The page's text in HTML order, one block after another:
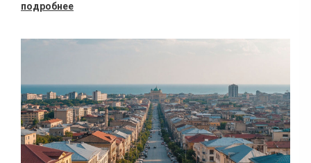
подробнее